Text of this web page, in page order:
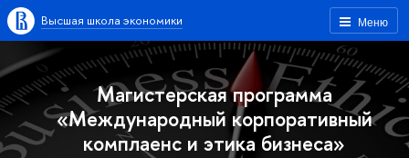
Меню
Высшая школа экономики
Магистерская программа
«Международный корпоративный
комплаенс и этика бизнеса»